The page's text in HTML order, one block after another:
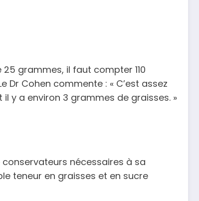
grammes, il faut compter 110
Cohen commente : « C’est assez
y a environ 3 grammes de graisses. »
nécessaires à sa
teneur en graisses et en sucre